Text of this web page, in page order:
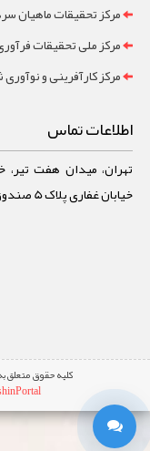
مرکز تحقيقات ماهيان
مرکز ملی تحقیقات
مرکز کارآفرینی و
اطلاعات تماس
تهران، میدان هفت تیر،
خیابان غفاری پلاک 5 صندوق پستی: 15745-133 و کد پستی: 1588733111
کلیه حقوق